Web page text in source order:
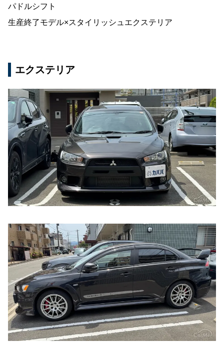
パドルシフト
生産終了モデル×スタイリッシュエクステリア
エクステリア